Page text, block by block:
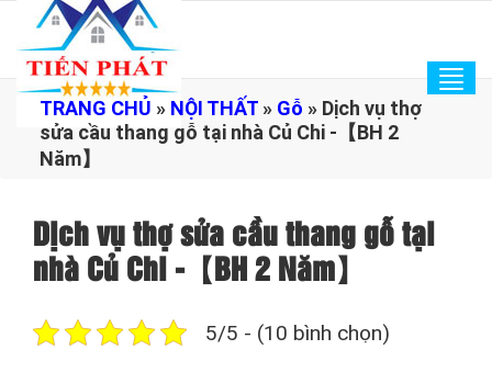
TRANG CHỦ » NỘI THẤT » Gỗ » Dịch vụ thợ
sửa cầu thang gỗ tại nhà Củ Chi -【BH 2
Năm】
Dịch vụ thợ sửa cầu thang gỗ tại
nhà Củ Chi -【BH 2 Năm】
5/5 - (10 bình chọn)